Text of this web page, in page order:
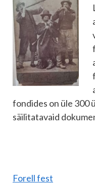
fondides on üle 300
säilitatavaid
Forell fest